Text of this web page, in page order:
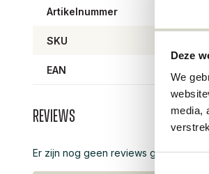
Deze
We
media,
Artikelnummer
SKU
EAN
Reviews
Er zijn nog geen reviews